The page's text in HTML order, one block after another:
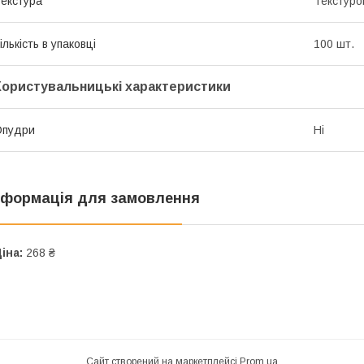
в упаковці 100 шт.
характеристики
Ні
для замовлення
268 ₴
Сайт створений на маркетплейсі Prom.ua